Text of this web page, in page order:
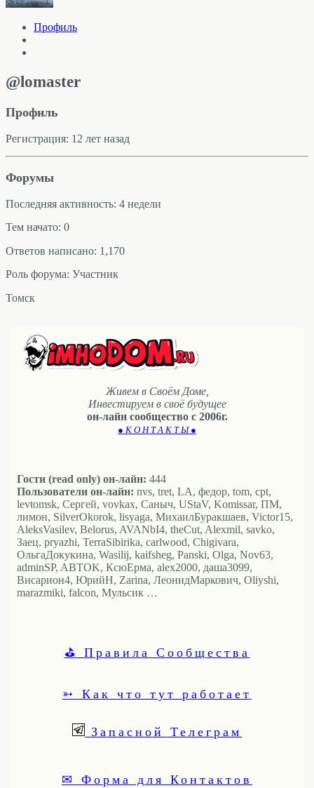
Профиль
@lomaster
Профиль
Регистрация: 12 лет назад
Форумы
Последняя активность: 4 недели
Тем начато: 0
Ответов написано: 1,170
Роль форума: Участник
Томск
Живем в Своём Доме,
Инвестируем в своё будущее
он-лайн сообщество с 2006г.
● К О Н Т А К Т Ы ●
Гости (read only) он-лайн: 444
Пользователи он-лайн: nvs, tret, LA, федор, tom, cpt,
levtomsk, Сергей, vovkax, Саныч, UStaV, Komissar, ПМ,
лимон, SilverOkorok, lisyaga, МихаилБуракшаев, Victor15,
AleksVasilev, Belorus, AVANbI4, theCut, Alexmil, savko,
Заец, pryazhi, TerraSibirika, carlwood, Chigivara,
ОльгаДокукина, Wasilij, kaifsheg, Panski, Olga, Nov63,
adminSP, ABTOK, КсюЕрма, alex2000, даша3099,
Висариoн4, ЮрийН, Zarina, ЛеонидМаркович, Oliyshi,
marazmiki, falcon, Мульсик …
⛳ Правила Сообщества
➳ Как что тут работает
Запасной Телеграм
✉ Форма для Контактов